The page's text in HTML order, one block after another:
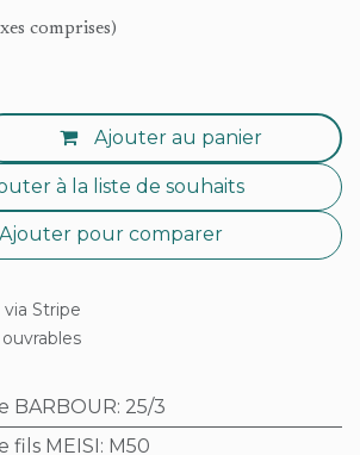
comprises)
Ajouter au panier
Ajouter pour comparer
à la liste de souhaits
Stripe
BARBOUR: 25/3
fils MEISI: M50